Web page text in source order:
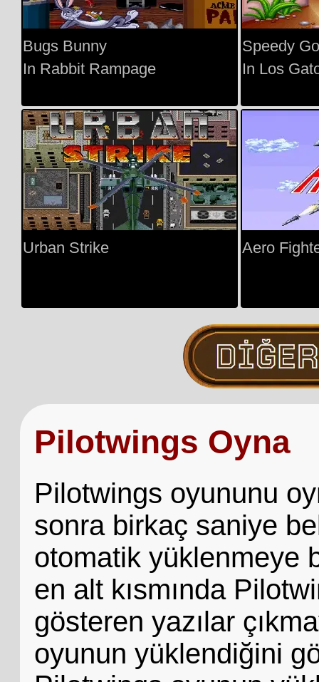
Bugs Bunny
In Rabbit Rampage
Speedy
In Los
Urban Strike Aero
Pilotwings Oyna
Pilotwings oyununu
sonra birkaç saniye
otomatik yüklenmeye
en alt kısmında
gösteren yazılar
oyunun yüklendiğini